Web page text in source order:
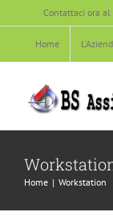
al
Contattaci ora
Home
Home Workstation